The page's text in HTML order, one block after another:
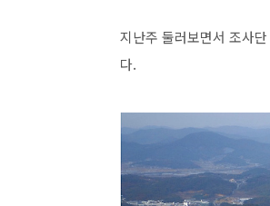
지난주 둘러보면서 조사
다.